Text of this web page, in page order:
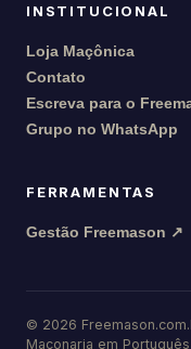
INSTITUCIONAL
Loja Maçônica
Contato
Escreva para o
Grupo no WhatsApp
FERRAMENTAS
Gestão Freemason ↗
© 2026
Maçonaria em Português